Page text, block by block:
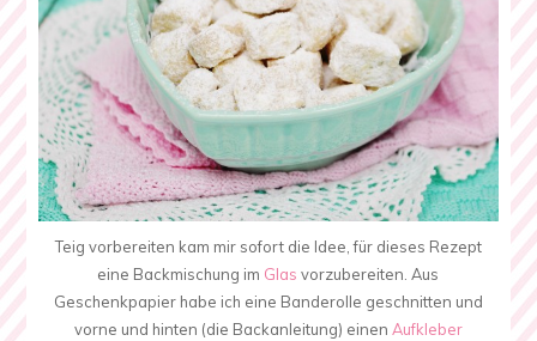
Teig vorbereiten kam mir sofort die Idee, für dieses Rezept
eine Backmischung im Glas vorzubereiten. Aus
Geschenkpapier habe ich eine Banderolle geschnitten und
vorne und hinten (die Backanleitung) einen Aufkleber